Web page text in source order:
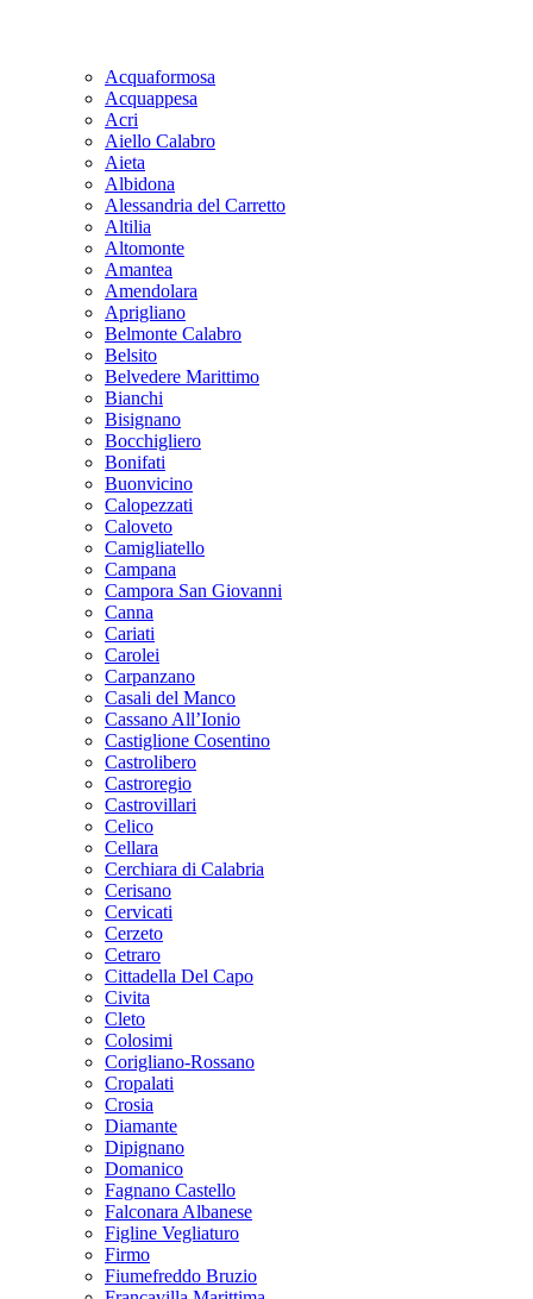
Acquaformosa
Acquappesa
Acri
Aiello Calabro
Aieta
Albidona
Alessandria del Carretto
Altilia
Altomonte
Amantea
Amendolara
Aprigliano
Belmonte Calabro
Belsito
Belvedere Marittimo
Bianchi
Bisignano
Bocchigliero
Bonifati
Buonvicino
Calopezzati
Caloveto
Camigliatello
Campana
Campora San Giovanni
Canna
Cariati
Carolei
Carpanzano
Casali del Manco
Cassano All’Ionio
Castiglione Cosentino
Castrolibero
Castroregio
Castrovillari
Celico
Cellara
Cerchiara di Calabria
Cerisano
Cervicati
Cerzeto
Cetraro
Cittadella Del Capo
Civita
Cleto
Colosimi
Corigliano-Rossano
Cropalati
Crosia
Diamante
Dipignano
Domanico
Fagnano Castello
Falconara Albanese
Figline Vegliaturo
Firmo
Fiumefreddo Bruzio